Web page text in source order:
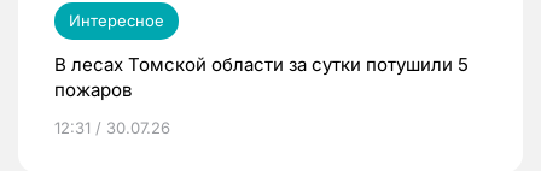
Интересное
В лесах Томской области за сутки потушили 5
пожаров
12:31 / 30.07.26